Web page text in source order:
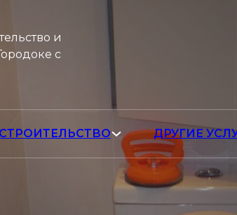
и
с
СТРОИТЕЛЬСТВО ДРУГИЕ